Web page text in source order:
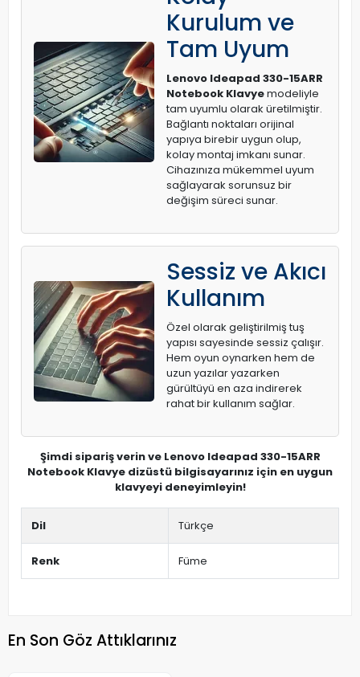
Kurulum ve
Tam Uyum
Lenovo Ideapad 330-15ARR
Notebook Klavyemodeliyle
tam uyumlu olarak üretilmiştir.
Bağlantı noktaları orijinal
yapıya birebir uygun olup,
kolay montaj imkanı sunar.
Cihazınıza mükemmel uyum
sağlayarak sorunsuz bir
değişim süreci sunar.
Sessiz ve Akıcı
Kullanım
Özel olarak geliştirilmiş tuş
yapısı sayesinde sessiz çalışır.
Hem oyun oynarken hem de
uzun yazılar yazarken
gürültüyü en aza indirerek
rahat bir kullanım sağlar.
Şimdi sipariş verin ve Lenovo Ideapad 330-15ARR
Notebook Klavye dizüstü bilgisayarınız için en uygun
klavyeyi deneyimleyin!
Dil Türkçe
Renk Füme
En Son Göz Attıklarınız